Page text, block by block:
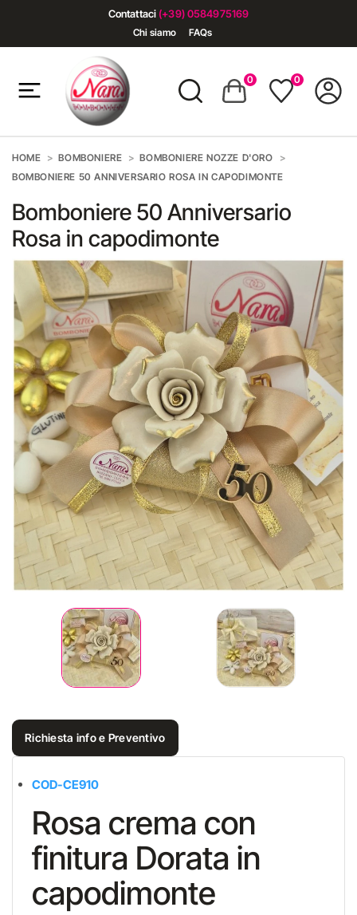
Contattaci (+39) 0584975169
Chi siamo FAQs
0 0
HOME BOMBONIERE
BOMBONIERE NOZZE D'ORO
BOMBONIERE 50 ANNIVERSARIO ROSA IN CAPODIMONTE
Bomboniere 50 Anniversario
Rosa in capodimonte
Richiesta info e Preventivo
COD-CE910
Rosa crema con
finitura Dorata in
capodimonte